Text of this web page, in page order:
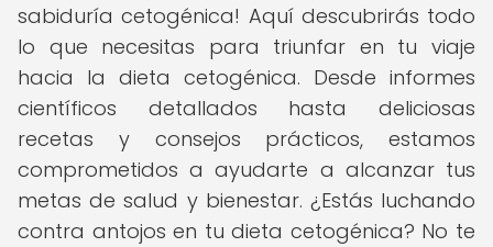
sabiduría cetogénica! Aquí descubrirás todo
lo que necesitas para triunfar en tu viaje
hacia la dieta cetogénica. Desde informes
científicos detallados hasta deliciosas
recetas y consejos prácticos, estamos
comprometidos a ayudarte a alcanzar tus
metas de salud y bienestar. ¿Estás luchando
contra antojos en tu dieta cetogénica? No te